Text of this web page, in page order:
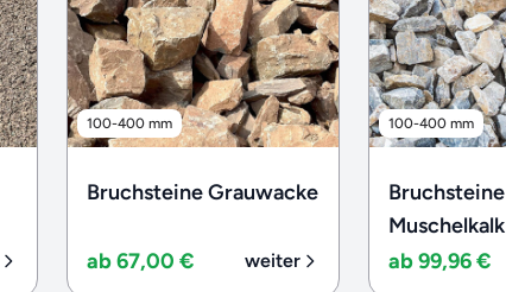
100-400 mm
Bruchsteine Grauwacke
ab 67,00 € weiter
100-400 mm
Bruchsteine
Muschelkalk
ab 99,96 €